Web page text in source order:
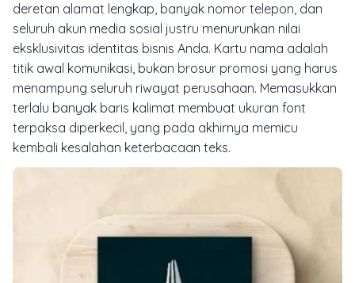
deretan alamat lengkap, banyak nomor telepon, dan
seluruh akun media sosial justru menurunkan nilai
eksklusivitas identitas bisnis Anda. Kartu nama adalah
titik awal komunikasi, bukan brosur promosi yang harus
menampung seluruh riwayat perusahaan. Memasukkan
terlalu banyak baris kalimat membuat ukuran font
terpaksa diperkecil, yang pada akhirnya memicu
kembali kesalahan keterbacaan teks.